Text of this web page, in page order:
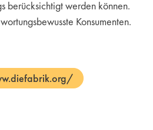
berücksichtigt werden können.
Konsumenten.